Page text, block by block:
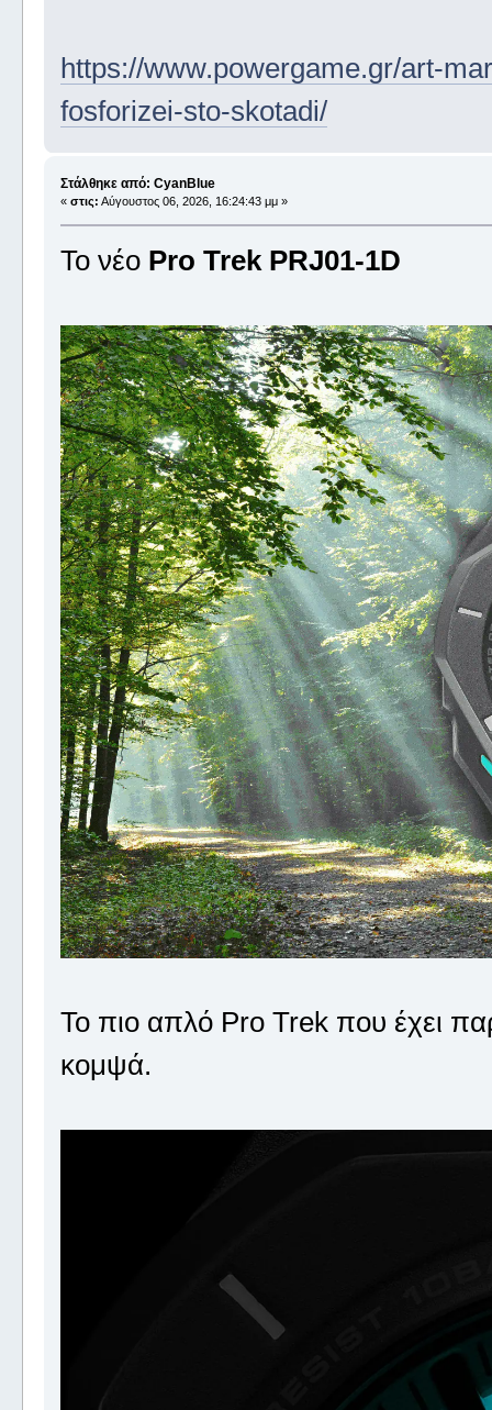
https://www.powergame.gr/art-
fosforizei-sto-skotadi/
Στάλθηκε από: CyanBlue
« στις: Αύγουστος 06, 2026, 16:24:43 μμ »
To νέο Pro Trek PRJ01-1D
To πιο απλό Pro Trek που έχει
κομψά.